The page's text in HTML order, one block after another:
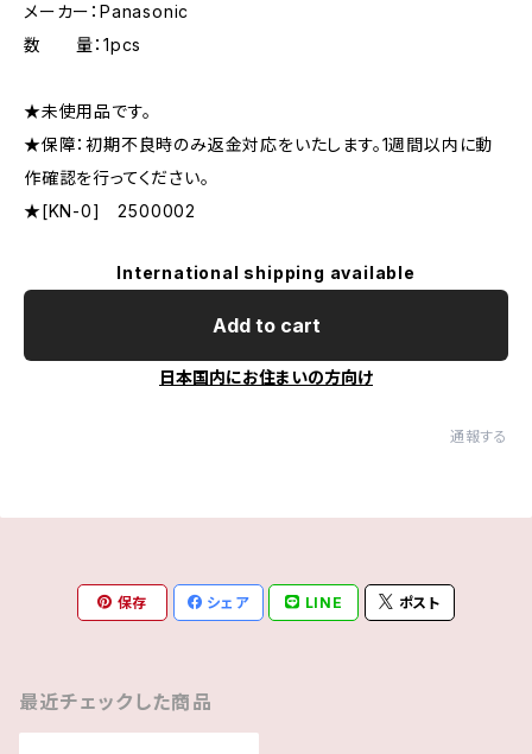
メーカー：Panasonic
数 量：1pcs
★未使用品です。
★保障：初期不良時のみ返金対応をいたします。1週間以内に動
作確認を行ってください。
★[KN-0] 2500002
International shipping available
Add to cart
日本国内にお住まいの方向け
通報する
保存 シェア LINE ポスト
最近チェックした商品